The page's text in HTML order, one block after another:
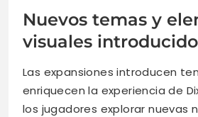
Nuevos temas y
visuales
Las expansiones introducen
enriquecen la experiencia de
los jugadores explorar nuevas